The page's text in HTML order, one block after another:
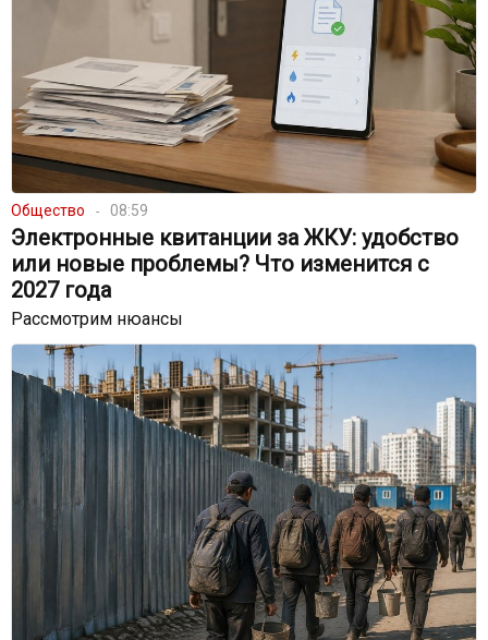
Общество 08:59
Электронные квитанции за ЖКУ: удобство
или новые проблемы? Что изменится с
2027 года
Рассмотрим нюансы